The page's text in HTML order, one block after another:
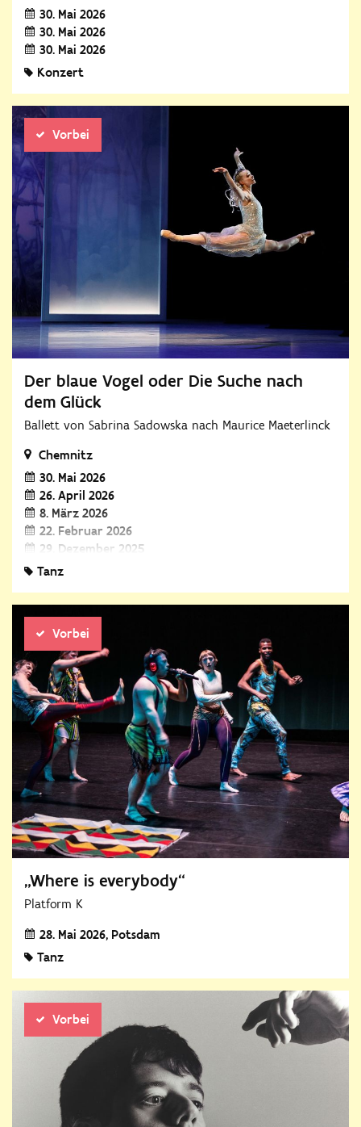
30. Mai 2026
30. Mai 2026
30. Mai 2026
Konzert
Vorbei
Der blaue Vogel oder Die Suche nach
dem Glück
Ballett von Sabrina Sadowska nach Maurice Maeterlinck
Chemnitz
30. Mai 2026
26. April 2026
8. März 2026
22. Februar 2026
29. Dezember 2025
30. November 2025
25. Oktober 2025
Tanz
Vorbei
„Where is everybody“
Platform K
28. Mai 2026 Potsdam
Tanz
Vorbei